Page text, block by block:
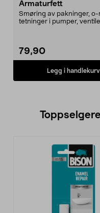
Armaturfett
Smøring av pakninger, o-
tetninger i pumper,
79,90
Legg i handlekurv